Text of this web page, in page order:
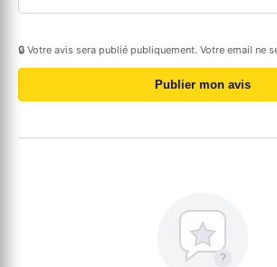
🔒 Votre avis sera publié publiquement. Votre email ne
Publier mon avis
?